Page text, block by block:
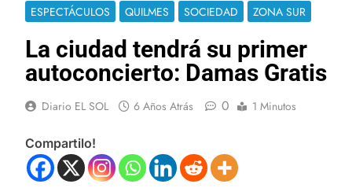
ESPECTÁCULOS QUILMES SOCIEDAD ZONA SUR
La ciudad tendrá su primer
autoconcierto: Damas Gratis
Diario EL SOL 6 Años Atrás 0 1 Minutos
Compartilo!